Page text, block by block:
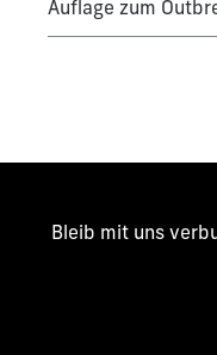
Auflage zum
Bleib mit uns